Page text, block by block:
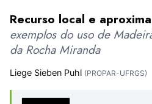
Recurso local e
exemplos do uso de
da Rocha Miranda
Liege Sieben Puhl (PROPAR-UFRGS)